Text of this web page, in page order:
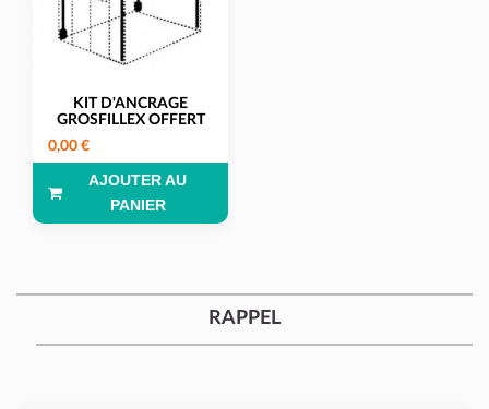
KIT D'ANCRAGE
GROSFILLEX OFFERT
0,00 €
AJOUTER AU
PANIER
RAPPEL